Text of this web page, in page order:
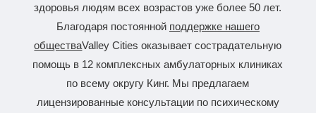
здоровья людям всех возрастов уже более 50 лет.
Благодаря постоянной поддержке нашего
обществаValley Cities оказывает сострадательную
помощь в 12 комплексных амбулаторных клиниках
по всему округу Кинг. Мы предлагаем
лицензированные консультации по психическому